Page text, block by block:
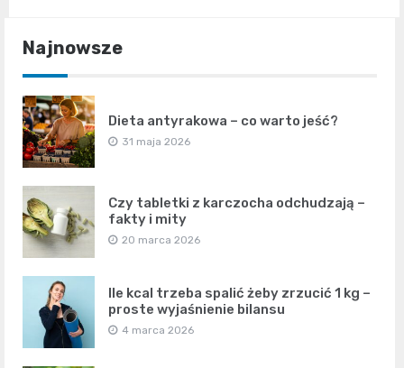
Najnowsze
Dieta antyrakowa – co warto jeść?
31 maja 2026
Czy tabletki z karczocha odchudzają –
fakty i mity
20 marca 2026
Ile kcal trzeba spalić żeby zrzucić 1 kg –
proste wyjaśnienie bilansu
4 marca 2026